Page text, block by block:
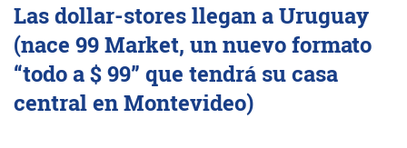
Las dollar-stores llegan a Uruguay
(nace 99 Market, un nuevo formato
“todo a $ 99” que tendrá su casa
central en Montevideo)